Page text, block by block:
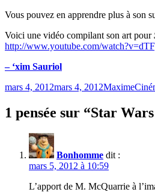
Vous pouvez en apprendre plus à son
Voici une vidéo compilant son art pour
http://www.youtube.com/
– ‘xim Sauriol
Publié
mars 4, 2012mars 4, 2012Maxime
1 pensée sur “Star
Bonhomme dit :
mars 5, 2012 à 10:59
L’apport de M. McQuarrie à